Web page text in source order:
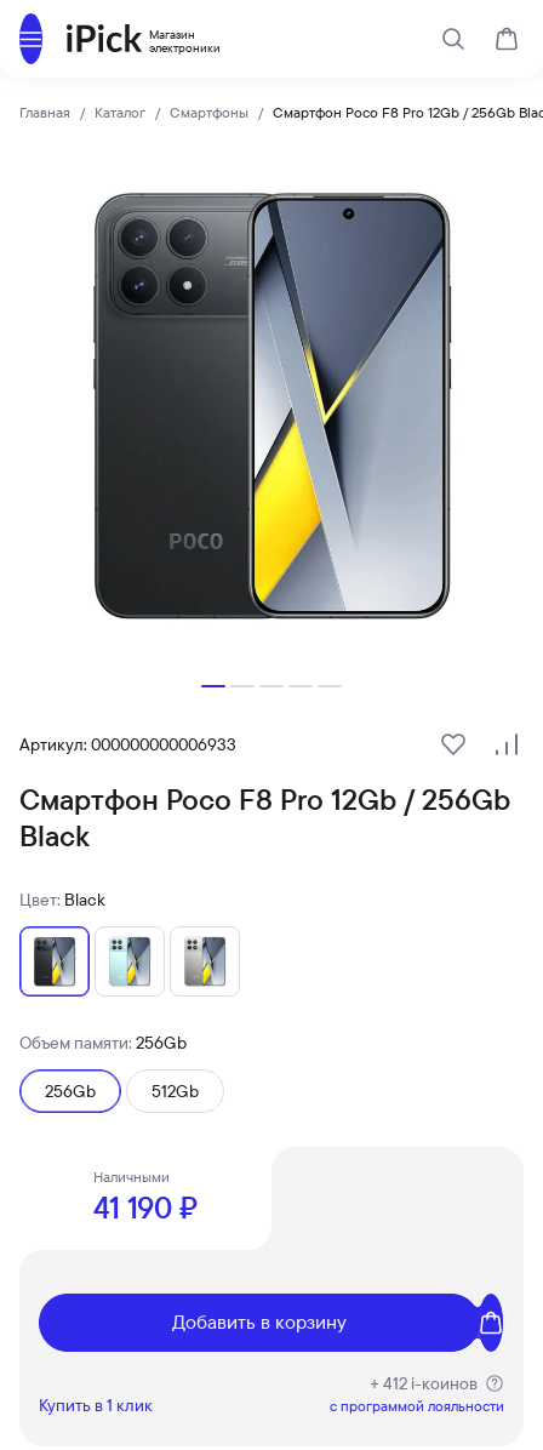
Магазин
электроники
Каталог
Поиск
Главная Каталог Смартфоны Смартфон Poco F8 Pro 12Gb / 256Gb
Артикул: 000000000006933
В
Смартфон Poco F8 Pro 12Gb / 256Gb
Black
Цвет: Black
Объем памяти: 256Gb
256Gb 512Gb
Наличными
41 190 ₽
Добавить в корзину
Купить в 1 клик
+ 412 i-коинов
c программой лояльности